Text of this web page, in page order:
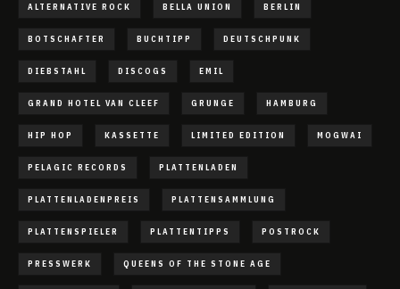
ALTERNATIVE ROCK BELLA UNION BERLIN
BOTSCHAFTER BUCHTIPP DEUTSCHPUNK
DIEBSTAHL DISCOGS EMIL
GRAND HOTEL VAN CLEEF GRUNGE HAMBURG
HIP HOP KASSETTE LIMITED EDITION MOGWAI
PELAGIC RECORDS PLATTENLADEN
PLATTENLADENPREIS PLATTENSAMMLUNG
PLATTENSPIELER PLATTENTIPPS POSTROCK
PRESSWERK QUEENS OF THE STONE AGE